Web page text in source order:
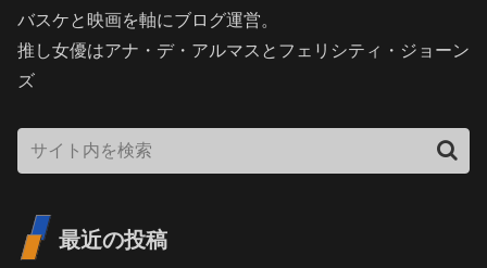
バスケと映画を軸にブログ運営。
推し女優はアナ・デ・アルマスとフェリシティ・ジョーン
ズ
最近の投稿